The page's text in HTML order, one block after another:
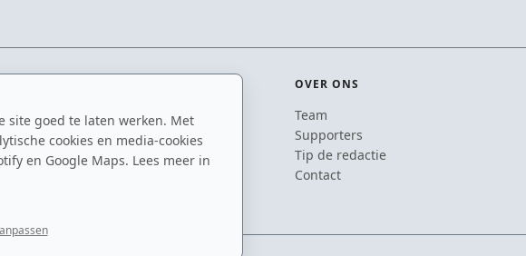
site goed te laten werken. Met
cookies en media-cookies
en Google Maps. Lees meer in
Eredivisie
NK Badminton
Dutch Open
Zomerbadminton
OVER ONS
Team
Supporters
Tip de redactie
Contact